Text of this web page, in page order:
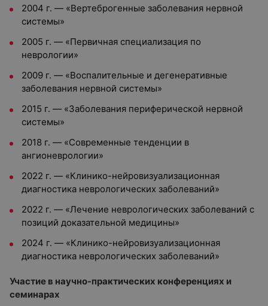
2004 г. — «Вертеброгенные заболевания нервной
системы»
2005 г. — «Первичная специализация по
неврологии»
2009 г. — «Воспалительные и дегенеративные
заболевания нервной системы»
2015 г. — «Заболевания периферической нервной
системы»
2018 г. — «Современные тенденции в
ангионеврологии»
2022 г. — «Клинико-нейровизуализационная
диагностика неврологических заболеваний»
2022 г. — «Лечение неврологических заболеваний с
позиций доказательной медицины»
2024 г. — «Клинико-нейровизуализационная
диагностика неврологических заболеваний»
Участие в научно-практических конференциях и
семинарах